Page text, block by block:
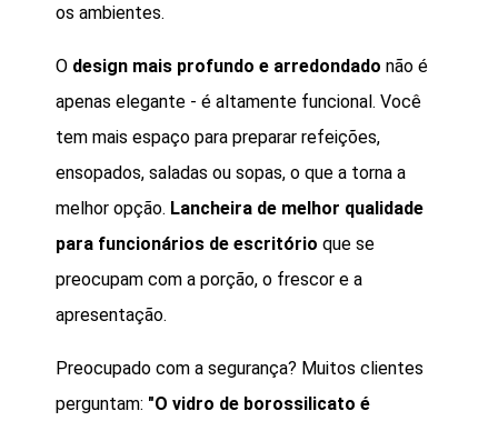
os ambientes.
O design mais profundo e arredondado não é
apenas elegante - é altamente funcional. Você
tem mais espaço para preparar refeições,
ensopados, saladas ou sopas, o que a torna a
melhor opção. Lancheira de melhor qualidade
para funcionários de escritório que se
preocupam com a porção, o frescor e a
apresentação.
Preocupado com a segurança? Muitos clientes
perguntam: "O vidro de borossilicato é